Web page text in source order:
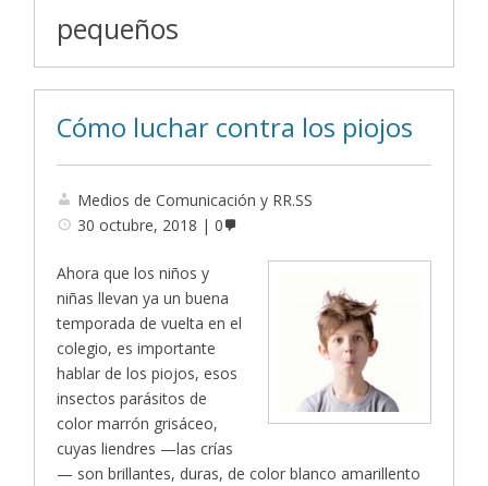
pequeños
Cómo luchar contra los piojos
Medios de Comunicación y RR.SS
30 octubre, 2018
0
Ahora que los niños y
niñas llevan ya un buena
temporada de vuelta en el
colegio, es importante
hablar de los piojos, esos
insectos parásitos de
color marrón grisáceo,
cuyas liendres —las crías
— son brillantes, duras, de color blanco amarillento